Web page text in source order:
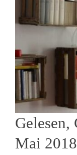
Gelesen,
Mai 2018